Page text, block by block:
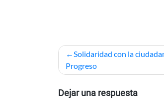
Navegación
de
Solidaridad con la
Progreso
Dejar una respuesta